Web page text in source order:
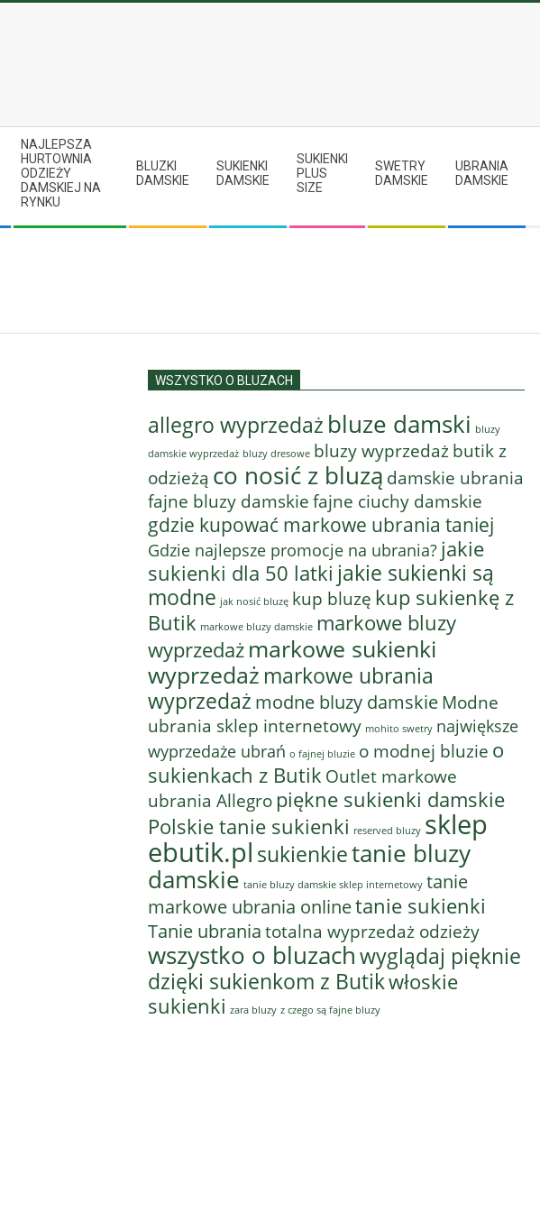
NAJLEPSZA
HURTOWNIA
ODZIEŻY
DAMSKIEJ NA
RYNKU
BLUZKI
DAMSKIE
SUKIENKI
DAMSKIE
SUKIENKI
PLUS
SIZE
SWETRY
DAMSKIE
UBRANIA
DAMSKIE
WSZYSTKO O BLUZACH
allegro wyprzedaż bluze damski bluzy
damskie wyprzedaż bluzy dresowe bluzy wyprzedaż butik z
odzieżą co nosić z bluzą damskie ubrania
fajne bluzy damskiefajne ciuchy damskie
gdzie kupować markowe ubrania taniej
Gdzie najlepsze promocje na ubrania? jakie
sukienki dla 50 latki jakie sukienki są
modne jak nosić bluzę kup bluzę kup sukienkę z
Butik markowe bluzy damskie markowe bluzy
wyprzedaż markowe sukienki
wyprzedaż markowe ubrania
wyprzedaż modne bluzy damskie Modne
ubrania sklep internetowy mohito swetry największe
wyprzedaże ubrań o fajnej bluzie o modnej bluzie o
sukienkach z Butik Outlet markowe
ubrania Allegropiękne sukienki damskie
Polskie tanie sukienki reserved bluzy sklep
ebutik.pl sukienkietanie bluzy
damskie tanie bluzy damskie sklep internetowy tanie
markowe ubrania onlinetanie sukienki
Tanie ubrania totalna wyprzedaż odzieży
wszystko o bluzachwyglądaj pięknie
dzięki sukienkom z Butikwłoskie
sukienki zara bluzy z czego są fajne bluzy